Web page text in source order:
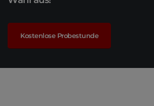
Kostenlose Probestunde